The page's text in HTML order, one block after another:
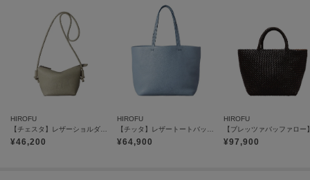
HIROFU
【チェスタ】レザーショルダーバッグ S 2WAY 本革 （商品番号：P25－30615）
¥46,200
HIROFU
【チッタ】レザートートバッグ M B5サイズ 本革（商品番号：P25‐35551）
¥64,900
HIROFU
¥97,900